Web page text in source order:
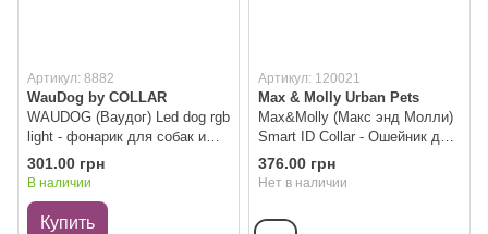
Артикул: 8882
WauDog by COLLAR
WAUDOG (Ваудог) Led dog rgb
light - фонарик для собак и
кошек
301.00 грн
В наличии
Купить
Артикул: 120021
Max & Molly Urban Pets
Max&Molly (Макс энд Молли)
Smart ID Collar - Ошейник для
кошек с принтом
леопардовым Leopard Pink, 1
376.00 грн
Нет в наличии